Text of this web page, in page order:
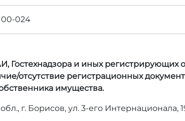
00-024
Гостехнадзора и иных регистрирующих
отсутствие регистрационных
имущества.
г. Борисов, ул. 3-его Интернационала,